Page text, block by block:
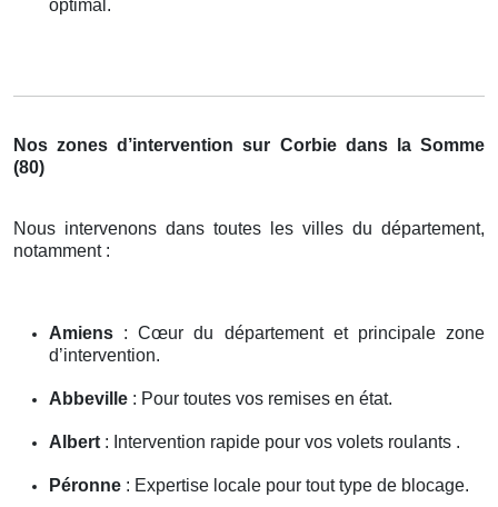
optimal.
Nos zones d’intervention sur Corbie dans la Somme
(80)
Nous intervenons dans toutes les villes du département,
notamment :
Amiens : Cœur du département et principale zone
d’intervention.
Abbeville : Pour toutes vos remises en état.
Albert : Intervention rapide pour vos volets roulants .
Péronne : Expertise locale pour tout type de blocage.